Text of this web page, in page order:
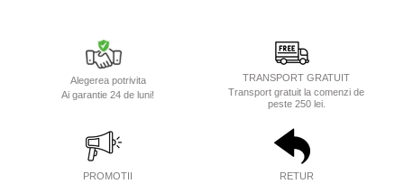
Alegerea potrivita
Ai garantie 24 de luni!
TRANSPORT GRATUIT
Transport gratuit la comenzi de
peste 250 lei.
PROMOTII
RETUR